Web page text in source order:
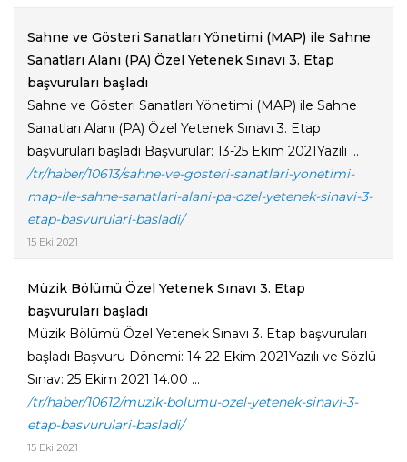
Sahne ve Gösteri Sanatları Yönetimi (MAP) ile Sahne
Sanatları Alanı (PA) Özel Yetenek Sınavı 3. Etap
başvuruları başladı
Sahne ve Gösteri Sanatları Yönetimi (MAP) ile Sahne
Sanatları Alanı (PA) Özel Yetenek Sınavı 3. Etap
başvuruları başladı Başvurular: 13-25 Ekim 2021Yazılı ...
/tr/haber/10613/sahne-ve-gosteri-sanatlari-yonetimi-
map-ile-sahne-sanatlari-alani-pa-ozel-yetenek-sinavi-3-
etap-basvurulari-basladi/
15 Eki 2021
Müzik Bölümü Özel Yetenek Sınavı 3. Etap
başvuruları başladı
Müzik Bölümü Özel Yetenek Sınavı 3. Etap başvuruları
başladı Başvuru Dönemi: 14-22 Ekim 2021Yazılı ve Sözlü
Sınav: 25 Ekim 2021 14.00 ...
/tr/haber/10612/muzik-bolumu-ozel-yetenek-sinavi-3-
etap-basvurulari-basladi/
15 Eki 2021